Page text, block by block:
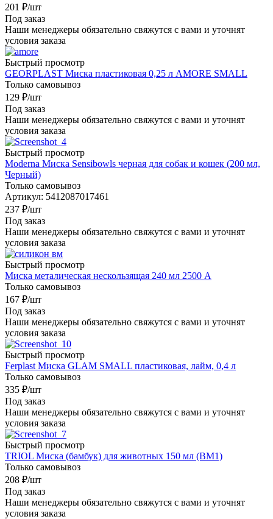
201 ₽/шт
Под заказ
Наши менеджеры обязательно свяжутся с вами и уточнят
условия заказа
Быстрый просмотр
GEORPLAST Миска пластиковая 0,25 л AMORE SMALL
Только самовывоз
129 ₽/шт
Под заказ
Наши менеджеры обязательно свяжутся с вами и уточнят
условия заказа
Быстрый просмотр
Moderna Миска Sensibowls черная для собак и кошек (200 мл,
Черный)
Только самовывоз
Артикул: 5412087017461
237 ₽/шт
Под заказ
Наши менеджеры обязательно свяжутся с вами и уточнят
условия заказа
Быстрый просмотр
Миска металическая нескользящая 240 мл 2500 А
Только самовывоз
167 ₽/шт
Под заказ
Наши менеджеры обязательно свяжутся с вами и уточнят
условия заказа
Быстрый просмотр
Ferplast Миска GLAM SMALL пластиковая, лайм, 0,4 л
Только самовывоз
335 ₽/шт
Под заказ
Наши менеджеры обязательно свяжутся с вами и уточнят
условия заказа
Быстрый просмотр
TRIOL Миска (бамбук) для животных 150 мл (ВМ1)
Только самовывоз
208 ₽/шт
Под заказ
Наши менеджеры обязательно свяжутся с вами и уточнят
условия заказа